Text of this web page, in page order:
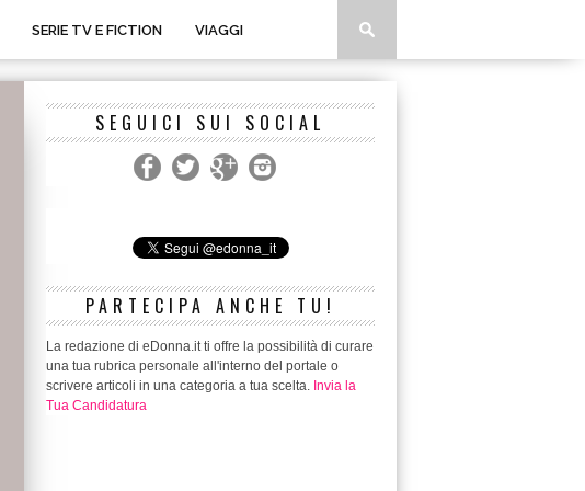
SERIE TV E FICTION VIAGGI
SEGUICI SUI SOCIAL
PARTECIPA ANCHE TU!
La redazione di eDonna.it ti offre la possibilità di curare
una tua rubrica personale all'interno del portale o
scrivere articoli in una categoria a tua scelta. Invia la
Tua Candidatura